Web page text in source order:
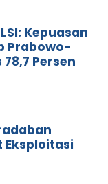
Kepuasan
Prabowo-
Persen
Eksploitasi